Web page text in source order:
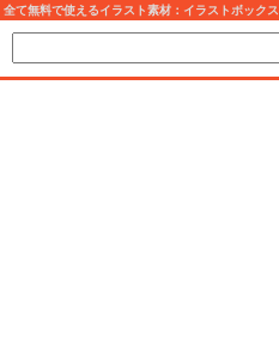
全て無料で使えるイラスト素材：イラストボックス